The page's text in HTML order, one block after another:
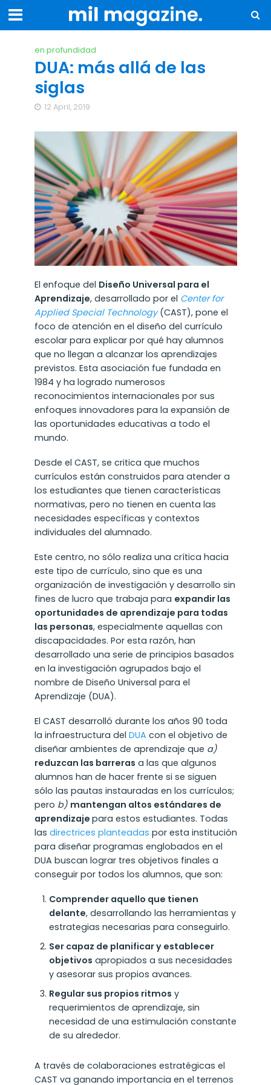
en profundidad
DUA: más allá de las
siglas
12 April, 2019
El enfoque del Diseño Universal para el
Aprendizaje, desarrollado por el Center for
Applied Special Technology(CAST), pone el
foco de atención en el diseño del currículo
escolar para explicar por qué hay alumnos
que no llegan a alcanzar los aprendizajes
previstos. Esta asociación fue fundada en
1984 y ha logrado numerosos
reconocimientos internacionales por sus
enfoques innovadores para la expansión de
las oportunidades educativas a todo el
mundo.
Desde el CAST, se critica que muchos
currículos están construidos para atender a
los estudiantes que tienen características
normativas, pero no tienen en cuenta las
necesidades específicas y contextos
individuales del alumnado.
Este centro, no sólo realiza una crítica hacia
este tipo de currículo, sino que es una
organización de investigación y desarrollo sin
fines de lucro que trabaja para expandir las
oportunidades de aprendizaje para todas
las personas, especialmente aquellas con
discapacidades. Por esta razón, han
desarrollado una serie de principios basados
en la investigación agrupados bajo el
nombre de Diseño Universal para el
Aprendizaje (DUA).
El CAST desarrolló durante los años 90 toda
la infraestructura del DUA con el objetivo de
diseñar ambientes de aprendizaje que a)
reduzcan las barreras a las que algunos
alumnos han de hacer frente si se siguen
sólo las pautas instauradas en los currículos;
pero b) mantengan altos estándares de
aprendizaje para estos estudiantes. Todas
las directrices planteadas por esta institución
para diseñar programas englobados en el
DUA buscan lograr tres objetivos finales a
conseguir por todos los alumnos, que son:
Comprender aquello que tienen
delante, desarrollando las herramientas y
estrategias necesarias para conseguirlo.
Ser capaz de planificar y establecer
objetivos apropiados a sus necesidades
y asesorar sus propios avances.
Regular sus propios ritmos y
requerimientos de aprendizaje, sin
necesidad de una estimulación constante
de su alrededor.
A través de colaboraciones estratégicas el
CAST va ganando importancia en el terrenos